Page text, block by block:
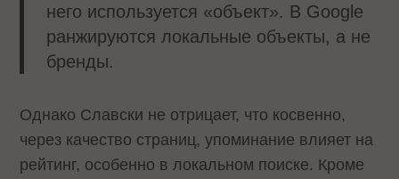
него используется «объект». В Google
ранжируются локальные объекты, а не
бренды.
Однако Славски не отрицает, что косвенно,
через качество страниц, упоминание влияет на
рейтинг, особенно в локальном поиске. Кроме